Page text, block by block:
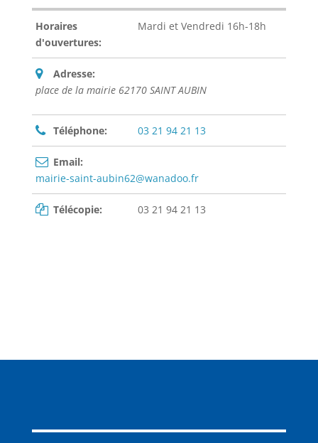
Horaires
d'ouvertures:
Mardi et Vendredi 16h-18h
Adresse:
place de la mairie 62170 SAINT AUBIN
Téléphone: 03 21 94 21 13
Email:
mairie-saint-aubin62@wanadoo.fr
Télécopie: 03 21 94 21 13